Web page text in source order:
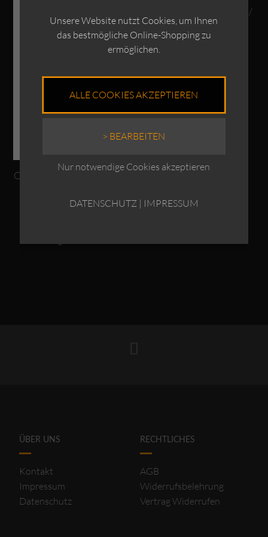
OSKA Hose Geomea 343 /
219,00
OSKA Jacke Reichly 315 /
Baumwolle
€319,00
zzgl.Versand
ÜBER UNS
Kontakt
Impressum
Datenschutz
RECHTLICHES
AGB
Widerrufsbelehrung
Vertrag Widerrufen
Unsere Website nutzt Cookies, um Ihnen
das bestmögliche Online-Shopping zu
ermöglichen.
ALLE COOKIES AKZEPTIEREN
> BEARBEITEN
Nur notwendige Cookies akzeptieren
DATENSCHUTZ | IMPRESSUM